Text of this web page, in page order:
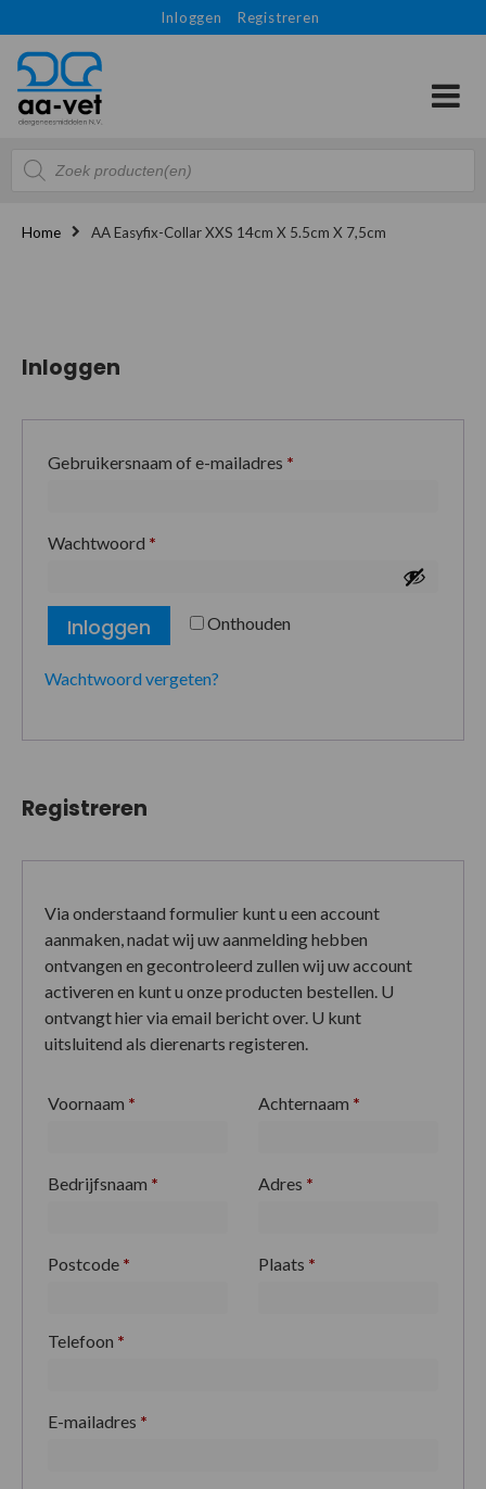
Inloggen Registreren
Producten
zoeken
Home AA Easyfix-Collar XXS 14cm X 5.5cm X 7,5cm
Inloggen
Gebruikersnaam of e-mailadres *
Wachtwoord *
Onthouden
Inloggen
Wachtwoord vergeten?
Registreren
Via onderstaand formulier kunt u een account
aanmaken, nadat wij uw aanmelding hebben
ontvangen en gecontroleerd zullen wij uw account
activeren en kunt u onze producten bestellen. U
ontvangt hier via email bericht over. U kunt
uitsluitend als dierenarts registeren.
Voornaam * Achternaam *
Bedrijfsnaam * Adres *
Postcode * Plaats *
Telefoon *
E-mailadres *